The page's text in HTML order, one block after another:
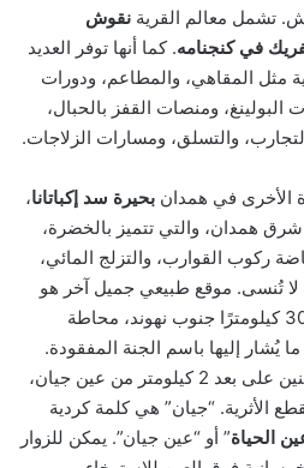
تشمل معالم القرية نقوش
في كنجنامه. كما أنها توفر العديد
مثل المقاهي، والمطاعم، ودورات
البولينغ، ومنصات القفز بالحبال،
والتسلق، ومسارات الزلاجات.
الأخرى في همدان بحيرة سد إكباتانا،
11 كيلومترًا شرق همدان، والتي تتميز بالخضرة،
ركوب القوارب، والتزلج المائي،
لا تُنسى. موقع طبيعي جميل آخر هو
، التي تقع على بعد 30 كيلومترًا جنوب نهوند، محاطة
يُشار إليها باسم الجنة المفقودة.
يقع تل تاريخي يمتد لآلاف السنين على بعد 2 كيلومتر من عين جيان،
الأثرية. “جيان” هي كلمة كردية
الحياة” أو “عين جيان”. يمكن للزوار